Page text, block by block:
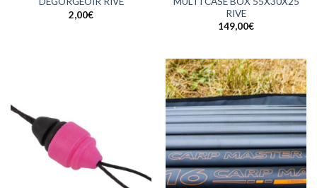
2,00€
RIVE
149,00€